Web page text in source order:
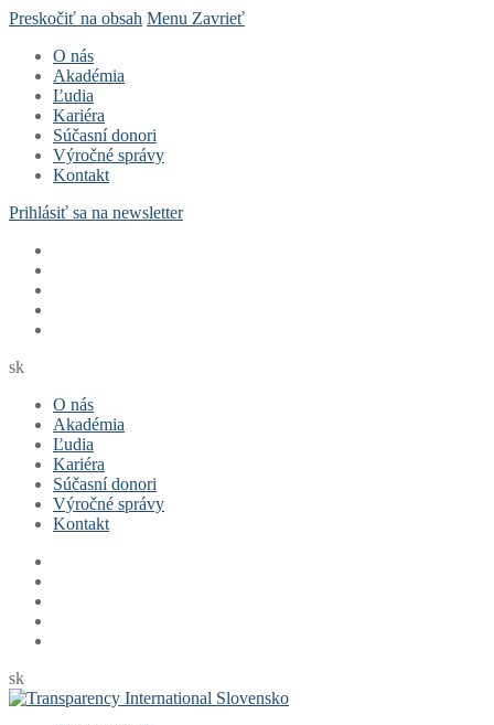
Preskočiť na obsah Menu Zavrieť
O nás
Akadémia
Ľudia
Kariéra
Súčasní donori
Výročné správy
Kontakt
Prihlásiť sa na newsletter
sk
O nás
Akadémia
Ľudia
Kariéra
Súčasní donori
Výročné správy
Kontakt
sk